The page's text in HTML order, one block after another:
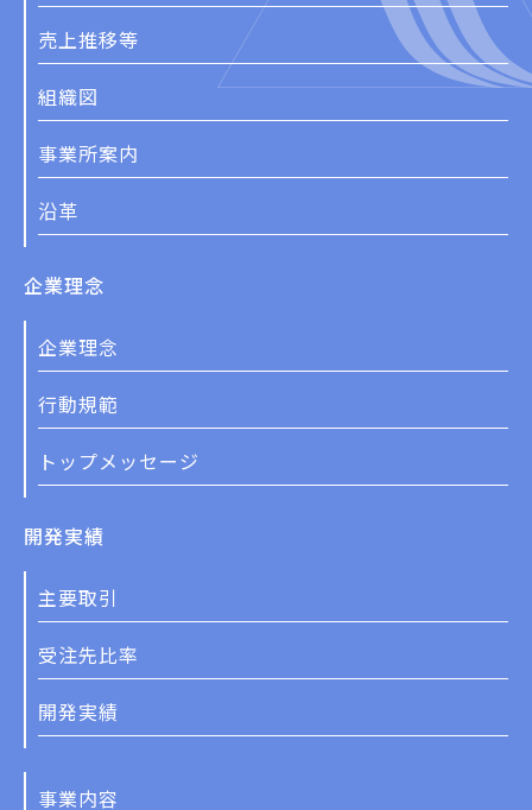
売上推移等
組織図
事業所案内
沿革
企業理念
企業理念
行動規範
トップメッセージ
開発実績
主要取引
受注先比率
開発実績
事業内容